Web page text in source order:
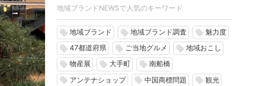
地域ブランドNEWSで人気のキーワード
local_offer 地域ブランド local_offer 地域ブランド調査 local_offer 魅力度
local_offer 47都道府県 local_offer ご当地グルメ local_offer 地域おこし
local_offer 物産展 local_offer 大手町 local_offer 南船橋
local_offer アンテナショップ local_offer 中国商標問題 local_offer 観光